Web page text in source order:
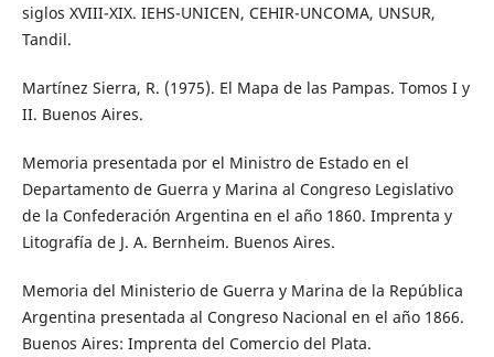
siglos XVIII-XIX. IEHS-UNICEN, CEHIR-UNCOMA, UNSUR,
Tandil.
Martínez Sierra, R. (1975). El Mapa de las Pampas. Tomos I y
II. Buenos Aires.
Memoria presentada por el Ministro de Estado en el
Departamento de Guerra y Marina al Congreso Legislativo
de la Confederación Argentina en el año 1860. Imprenta y
Litografía de J. A. Bernheim. Buenos Aires.
Memoria del Ministerio de Guerra y Marina de la República
Argentina presentada al Congreso Nacional en el año 1866.
Buenos Aires: Imprenta del Comercio del Plata.